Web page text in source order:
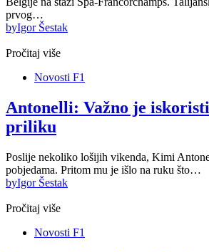
prvog…
byIgor Šestak
Pročitaj više
Novosti F1
Antonelli: Važno je
priliku
Poslije nekoliko lošijih vikenda, Kimi
pobjedama. Pritom mu je išlo na ruku što…
byIgor Šestak
Pročitaj više
Novosti F1